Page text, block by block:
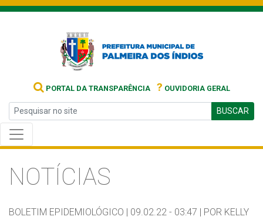
PORTAL DA TRANSPARÊNCIA ? OUVIDORIA GERAL
BUSCAR
NOTÍCIAS
BOLETIM EPIDEMIOLÓGICO | 09.02.22 - 03:47 | POR KELLY